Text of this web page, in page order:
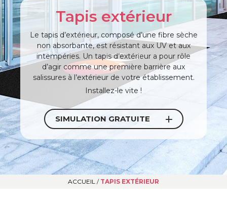
Tapis extérieur
Le tapis d’extérieur, composé d’une fibre sèche
non absorbante, est résistant aux UV et aux
intempéries. Un tapis d’extérieur a pour rôle
d’agir comme une première barrière aux
salissures à l’extérieur de votre établissement.
Installez-le vite !
SIMULATION GRATUITE
ACCUEIL / TAPIS EXTÉRIEUR